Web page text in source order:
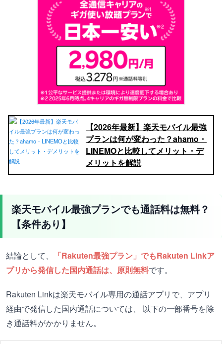
【2026年最新】楽天モバイル最強
プランは何が変わった？ahamo・
LINEMOと比較してメリット・デ
メリットを解説
楽天モバイル最強プランでも通話料は無料？
【条件あり】
結論として、
「Rakuten最強プラン」でもRakuten Linkア
プリから発信した国内通話は、原則無料です。
Rakuten Linkは楽天モバイル専用の通話アプリで、アプリ
経由で発信した国内通話については、 以下の一部番号を除
き通話料がかかりません。